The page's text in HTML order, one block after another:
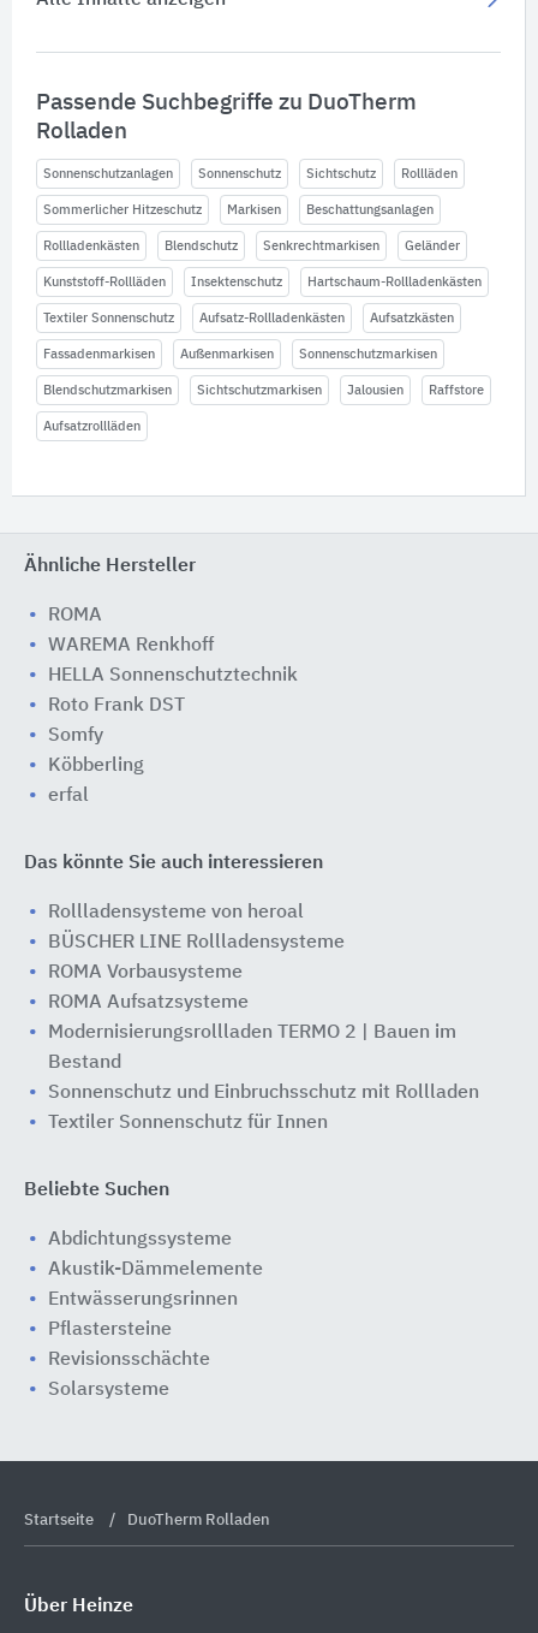
Passende Suchbegriffe zu DuoTherm
Rolladen
Sonnenschutzanlagen Sonnenschutz Sichtschutz Rollläden
Sommerlicher Hitzeschutz Markisen Beschattungsanlagen
Rollladenkästen Blendschutz Senkrechtmarkisen Geländer
Kunststoff-Rollläden Insektenschutz Hartschaum-Rollladenkästen
Textiler Sonnenschutz Aufsatz-Rollladenkästen Aufsatzkästen
Fassadenmarkisen Außenmarkisen Sonnenschutzmarkisen
Blendschutzmarkisen Sichtschutzmarkisen Jalousien Raffstore
Aufsatzrollläden
Ähnliche Hersteller
ROMA
WAREMA Renkhoff
HELLA Sonnenschutztechnik
Roto Frank DST
Somfy
Köbberling
erfal
Das könnte Sie auch interessieren
Rollladensysteme von heroal
BÜSCHER LINE Rollladensysteme
ROMA Vorbausysteme
ROMA Aufsatzsysteme
Modernisierungsrollladen TERMO 2 | Bauen im
Bestand
Sonnenschutz und Einbruchsschutz mit Rollladen
Textiler Sonnenschutz für Innen
Beliebte Suchen
Abdichtungssysteme
Akustik-Dämmelemente
Entwässerungsrinnen
Pflastersteine
Revisionsschächte
Solarsysteme
Startseite DuoTherm Rolladen
Über Heinze